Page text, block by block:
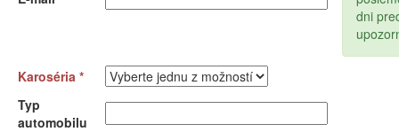
dni
Karoséria *
Typ
automobilu